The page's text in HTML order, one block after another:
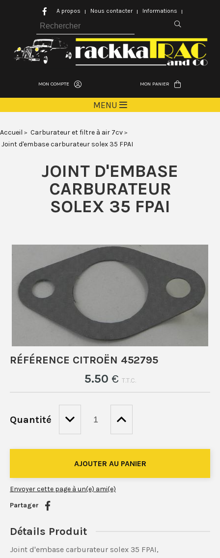
MON COMPTE MON PANIER
MENU
Accueil
Carburateur et filtre à air 7cv
Joint d'embase carburateur solex 35 FPAI
JOINT D'EMBASE
CARBURATEUR
SOLEX 35 FPAI
RÉFÉRENCE CITROËN 452795
5.50 € T.T.C.
Quantité
Envoyer cette page à un(e) ami(e)
Partager
Détails Produit
Joint d'embase carburateur solex 35 FPAI,
A propos Nous contacter Informations